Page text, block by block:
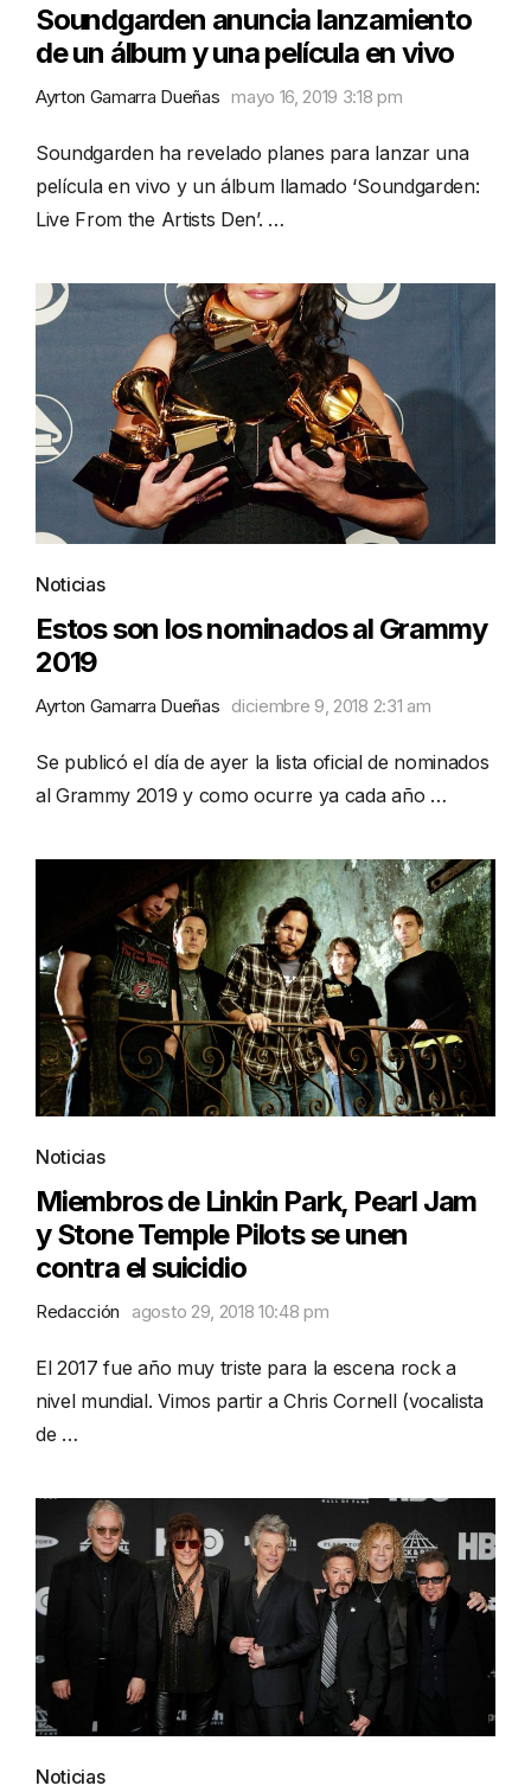
Soundgarden anuncia lanzamiento
de un álbum y una película en vivo
Ayrton Gamarra Dueñas mayo 16, 2019 3:18 pm
Soundgarden ha revelado planes para lanzar una
película en vivo y un álbum llamado ‘Soundgarden:
Live From the Artists Den’. …
Noticias
Estos son los nominados al Grammy
2019
Ayrton Gamarra Dueñas diciembre 9, 2018 2:31 am
Se publicó el día de ayer la lista oficial de nominados
al Grammy 2019 y como ocurre ya cada año …
Noticias
Miembros de Linkin Park, Pearl Jam
y Stone Temple Pilots se unen
contra el suicidio
Redacción agosto 29, 2018 10:48 pm
El 2017 fue año muy triste para la escena rock a
nivel mundial. Vimos partir a Chris Cornell (vocalista
de …
Noticias